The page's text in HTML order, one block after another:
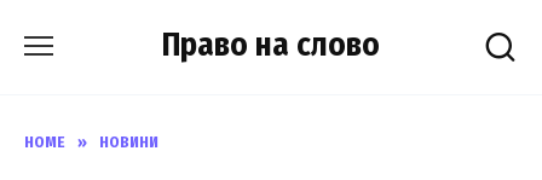
Право на слово
HOME » НОВИНИ